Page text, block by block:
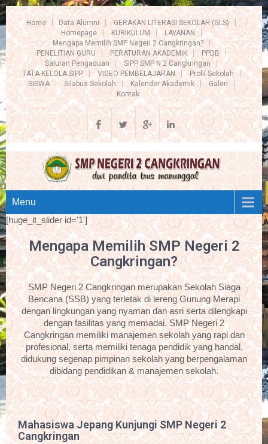
Home Data Alumni
GERAKAN LITERASI SEKOLAH (GLS)
Homepage
KURIKULUM
LAYANAN
Mengapa Memilih SMP Negeri 2 Cangkringan?
PENELITIAN GURU
PERATURAN AKADEMIK
PPDB
Saluran Pengaduan
SIPP SMP N 2 Cangkringan
TATA KELOLA SIPP
VIDEO PEMBELAJARAN
Profil Sekolah
SISWA
Silabus Sekolah Kalender Akademik
Galeri
Kontak
Menu
[huge_it_slider id='1']
Mengapa Memilih SMP Negeri 2
Cangkringan?
SMP Negeri 2 Cangkringan merupakan Sekolah Siaga
Bencana (SSB) yang terletak di lereng Gunung Merapi
dengan lingkungan yang nyaman dan asri serta dilengkapi
dengan fasilitas yang memadai. SMP Negeri 2
Cangkringan memiliki manajemen sekolah yang rapi dan
profesional, serta memiliki tenaga pendidik yang handal,
didukung segenap pimpinan sekolah yang berpengalaman
dibidang pendidikan & manajemen sekolah.
Mahasiswa Jepang Kunjungi SMP Negeri 2
Cangkringan